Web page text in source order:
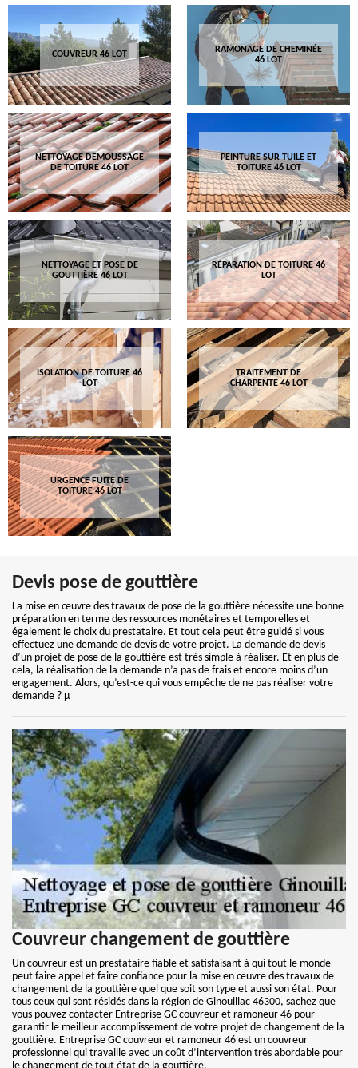
COUVREUR 46 LOT
RAMONAGE DE CHEMINÉE
46 LOT
NETTOYAGE DEMOUSSAGE
DE TOITURE 46 LOT
PEINTURE SUR TUILE ET
TOITURE 46 LOT
NETTOYAGE ET POSE DE
GOUTTIÈRE 46 LOT
RÉPARATION DE TOITURE 46
LOT
ISOLATION DE TOITURE 46
LOT
TRAITEMENT DE
CHARPENTE 46 LOT
URGENCE FUITE DE
TOITURE 46 LOT
Devis pose de gouttière
La mise en œuvre des travaux de pose de la gouttière nécessite une bonne
préparation en terme des ressources monétaires et temporelles et
également le choix du prestataire. Et tout cela peut être guidé si vous
effectuez une demande de devis de votre projet. La demande de devis
d’un projet de pose de la gouttière est très simple à réaliser. Et en plus de
cela, la réalisation de la demande n’a pas de frais et encore moins d’un
engagement. Alors, qu’est-ce qui vous empêche de ne pas réaliser votre
demande ? µ
Couvreur changement de gouttière
Un couvreur est un prestataire fiable et satisfaisant à qui tout le monde
peut faire appel et faire confiance pour la mise en œuvre des travaux de
changement de la gouttière quel que soit son type et aussi son état. Pour
tous ceux qui sont résidés dans la région de Ginouillac 46300, sachez que
vous pouvez contacter Entreprise GC couvreur et ramoneur 46 pour
garantir le meilleur accomplissement de votre projet de changement de la
gouttière. Entreprise GC couvreur et ramoneur 46 est un couvreur
professionnel qui travaille avec un coût d’intervention très abordable pour